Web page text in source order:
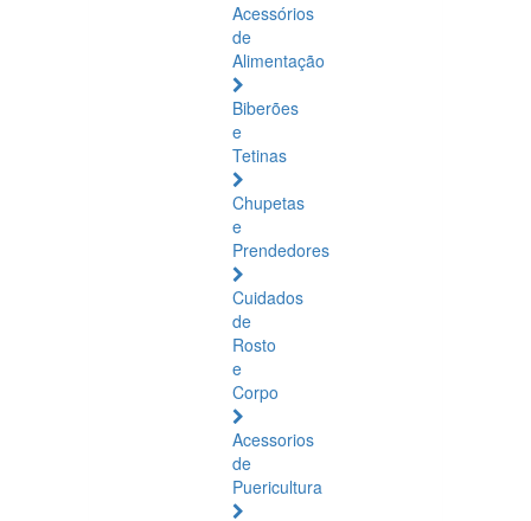
Acessórios
de
Alimentação
Biberões
e
Tetinas
Chupetas
e
Prendedores
Cuidados
de
Rosto
e
Corpo
Acessorios
de
Puericultura